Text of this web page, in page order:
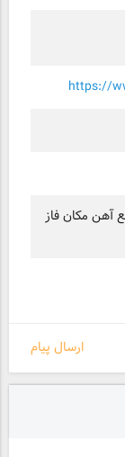
https://
آهن مکان فاز
ارسال پیام